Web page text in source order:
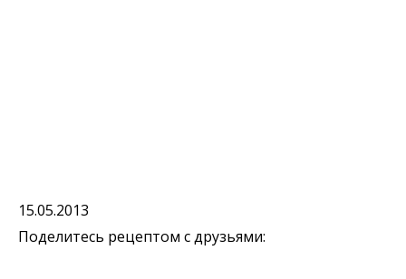
15.05.2013
Поделитесь рецептом с друзьями: